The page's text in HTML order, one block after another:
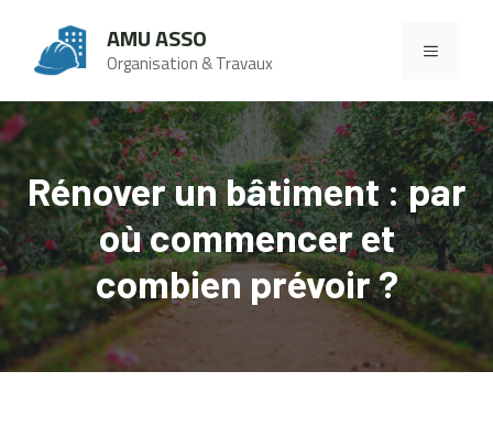
contenu
AMU ASSO
Organisation & Travaux
MENU
Rénover un bâtiment : par
où commencer et
combien prévoir ?